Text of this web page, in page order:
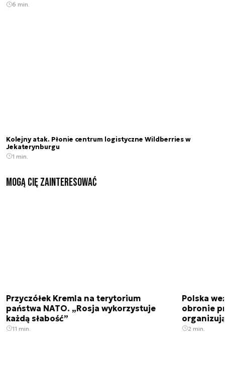
6 min.
Kolejny atak. Płonie centrum logistyczne Wildberries w
Jekaterynburgu
1 min.
Mogą Cię zainteresować
Przyczółek Kremla na terytorium
państwa NATO. „Rosja wykorzystuje
każdą słabość”
11 min.
Polska
obronie
2 min.